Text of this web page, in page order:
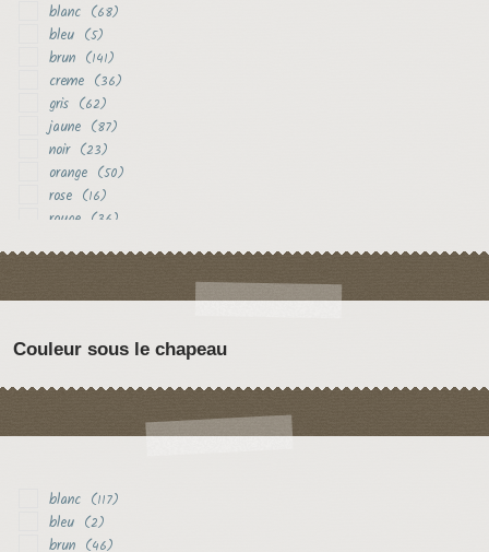
blanc (68)
bleu (5)
brun (141)
creme (36)
gris (62)
jaune (87)
noir (23)
orange (50)
rose (16)
rouge (36)
Couleur sous le chapeau
blanc (117)
bleu (2)
brun (46)